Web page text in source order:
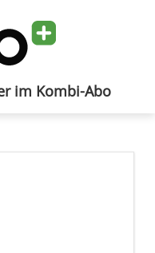
im Kombi-Abo